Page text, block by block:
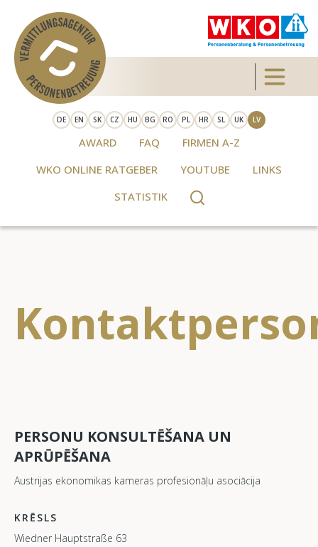
Skip to main content Toggle
DE EN SK CZ HU BG RO PL HR SL UK LV
AWARD FAQ
FIRMEN A-Z
WKO ONLINE RATGEBER
YOUTUBE
LINKS
STATISTIK
PERSONU KONSULTĒŠANA UN
APRŪPĒŠANA
Austrijas ekonomikas kameras profesionāļu asociācija
KRĒSLS
Wiedner Hauptstraße 63